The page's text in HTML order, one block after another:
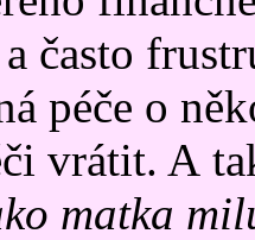
často
péče o
vrátit. A
matka